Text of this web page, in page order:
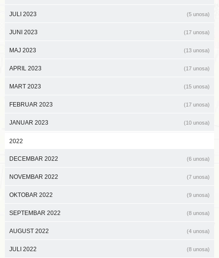
JULI 2023 (5 unosa)
JUNI 2023 (17 unosa)
MAJ 2023 (13 unosa)
APRIL 2023 (17 unosa)
MART 2023 (15 unosa)
FEBRUAR 2023 (17 unosa)
JANUAR 2023 (10 unosa)
2022
DECEMBAR 2022 (6 unosa)
NOVEMBAR 2022 (7 unosa)
OKTOBAR 2022 (9 unosa)
SEPTEMBAR 2022 (8 unosa)
AUGUST 2022 (4 unosa)
JULI 2022 (8 unosa)